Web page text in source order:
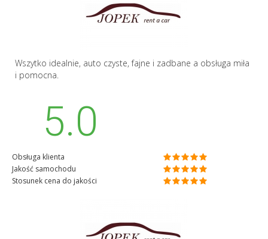
Wszytko idealnie, auto czyste, fajne i zadbane a obsługa miła
i pomocna.
5.0
Obsługa klienta
Jakość samochodu
Stosunek cena do jakości